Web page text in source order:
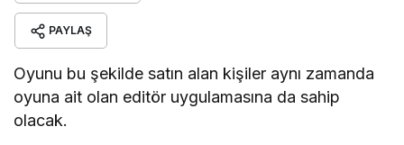
PAYLAŞ
Oyunu bu şekilde satın alan kişiler aynı zamanda
oyuna ait olan editör uygulamasına da sahip
olacak.